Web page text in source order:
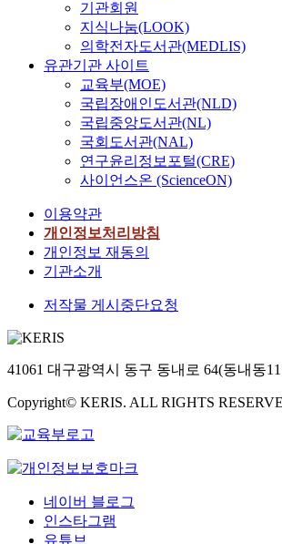
기관회원
지식나눔(LOOK)
의학전자도서관(MEDLIS)
유관기관 사이트
교육부(MOE)
국립장애인도서관(NLD)
국립중앙도서관(NL)
국회도서관(NAL)
연구윤리정보포털(CRE)
사이언스온 (ScienceON)
이용약관
개인정보처리방침
개인정보 재동의
기관소개
저작물 게시중단요청
41061 대구광역시 동구 동내로 64(동내동
Copyright© KERIS. ALL RIGHTS
네이버 블로그
인스타그램
유튜브